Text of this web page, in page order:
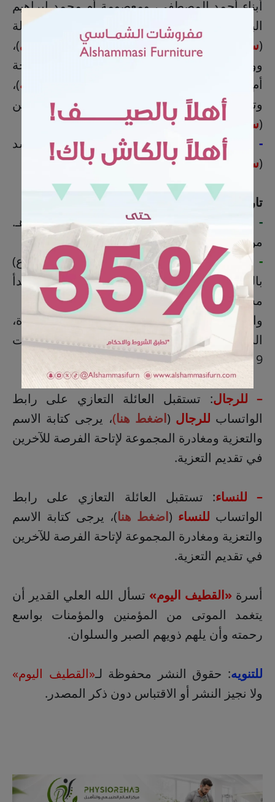
أبناء أحمد المصطفى، ومعصومة أم محمد إبراهيم
البستاني (
الخضيرة)، وزهراء أم حسين أحمد تلالة
(سنابس )، وصباح أم عزيزة محمد القلاف ( التوبي)،
ووفاء أم فاضل محمد العراجنة (
)، وفرحة
أم السيدة زهراء السيد أحمد الصايغ (
الشريعة)،
وتهاني أم علي رامي رمضان الشيخ حسن
(سوريا
).
- والدة زوجة الفقيد: خديجة علي مكي آل راشد
(سنابس ).
تاريخ الوفاة
: الأربعاء 16 شعبان 1447هـ.
-
: 3:45 عصر السبت 19 شعبان 1447هـ.
من مغتسل بلدة القديح.
- الفاتحة: الرجال: في مسجد الإمام علي (ع)
بالقديح، الساعة 3:30 عصرًا و7:30 مساءً، تبدأ
مساء السبت 19 شعبان وتختتم عصر الثلاثاء.
والنساء: في حسينية السيدة زينب بالمنيرة،
الساعة 4:00 عصرًا و7:30 مساءً، تبدأ مساء السبت
19 شعبان تختتم مساء يوم الأربعاء.
– للرجال: تستقبل العائلة التعازي على رابط
الواتساب للرجال (اضغط هنا)، يرجى كتابة الاسم
والتعزية ومغادرة المجموعة لإتاحة الفرصة للآخرين
في تقديم التعزية.
– للنساء: تستقبل العائلة التعازي على رابط
الواتساب للنساء (اضغط هنا)، يرجى كتابة الاسم
والتعزية ومغادرة المجموعة لإتاحة الفرصة للآخرين
في تقديم التعزية.
أسرة«القطيف اليوم» تسأل الله العلي القدير أن
يتغمد الموتى من المؤمنين والمؤمنات بواسع
رحمته وأن يلهم ذويهم الصبر والسلوان.
للتنويه: حقوق النشر محفوظة لـ«القطيف اليوم»
ولا نجيز النشر أو الاقتباس دون ذكر المصدر.